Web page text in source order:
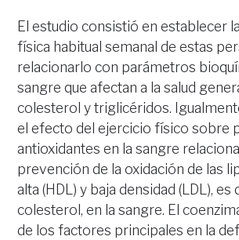
El estudio consistió en establecer
física habitual semanal de estas
relacionarlo con parámetros
sangre que afectan a la salud
colesterol y triglicéridos.
el efecto del ejercicio físico sobre
antioxidantes en la sangre
prevención de la oxidación de las
alta (HDL) y baja densidad (LDL), es
colesterol, en la sangre. El
de los factores principales en la